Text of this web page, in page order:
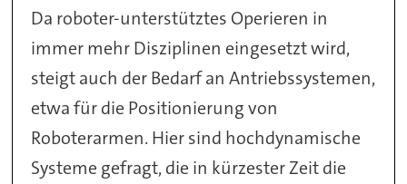
Da roboter-unterstütztes Operieren in
immer mehr Disziplinen eingesetzt wird,
steigt auch der Bedarf an Antriebssystemen,
etwa für die Positionierung von
Roboterarmen. Hier sind hochdynamische
Systeme gefragt, die in kürzester Zeit die